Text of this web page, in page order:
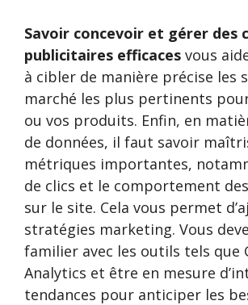
Savoir concevoir et gérer des
publicitaires efficaces vous
à cibler de manière précise les
marché les plus pertinents
ou vos produits. Enfin, en
de données, il faut savoir
métriques importantes,
de clics et le comportement
sur le site. Cela vous permet
stratégies marketing. Vous
familier avec les outils tels que
Analytics et être en mesure
tendances pour anticiper les